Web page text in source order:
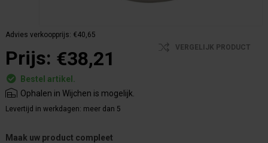
Advies verkoopprijs: €40,65
Prijs: €38,21 VERGELIJK PRODUCT
Bestel artikel.
Ophalen in Wijchen is mogelijk.
Levertijd in werkdagen: meer dan 5
Maak uw product compleet